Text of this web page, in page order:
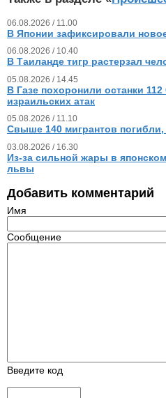
06.08.2026 / 11.00
В Японии зафиксировали
06.08.2026 / 10.40
В Таиланде тигр растерзал
05.08.2026 / 14.45
В Газе похоронили останки
израильских атак
05.08.2026 / 11.10
Свыше 140 мигрантов
03.08.2026 / 16.30
Из‑за сильной жары в
львы
Добавить комментарий
Имя
Сообщение
Введите код